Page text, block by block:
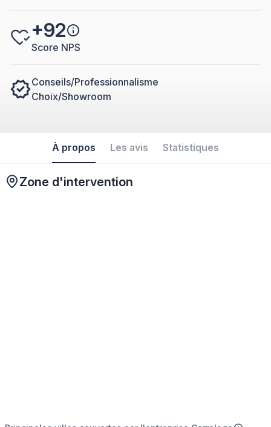
+92
Score NPS
Conseils/Professionnalisme
Choix/Showroom
À propos Les avis Statistiques
Zone d'intervention